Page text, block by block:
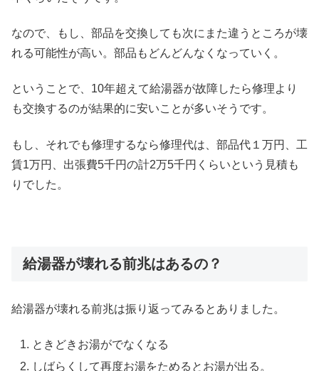
なので、もし、部品を交換しても次にまた違うところが壊
れる可能性が高い。部品もどんどんなくなっていく。
ということで、10年超えて給湯器が故障したら修理より
も交換するのが結果的に安いことが多いそうです。
もし、それでも修理するなら修理代は、部品代１万円、工
賃1万円、出張費5千円の計2万5千円くらいという見積も
りでした。
給湯器が壊れる前兆はあるの？
給湯器が壊れる前兆は振り返ってみるとありました。
ときどきお湯がでなくなる
しばらくして再度お湯をためるとお湯が出る。